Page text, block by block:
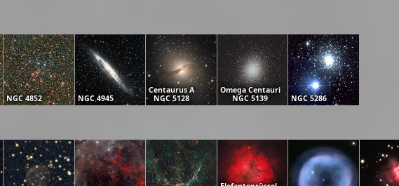
NGC 4852 NGC 4945
Centaurus A
NGC 5128
Omega Centauri
NGC 5139
NGC 5286